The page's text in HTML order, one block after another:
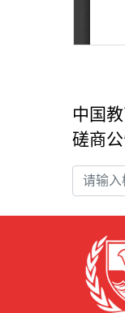
中国
磋商